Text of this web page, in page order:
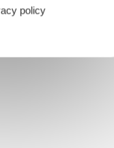
à tous
policy